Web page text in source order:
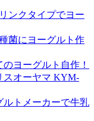
ンクタイプでヨー
菌にヨーグルト作
ヨーグルト自作！
スオーヤマ KYM-
ルトメーカーで牛乳